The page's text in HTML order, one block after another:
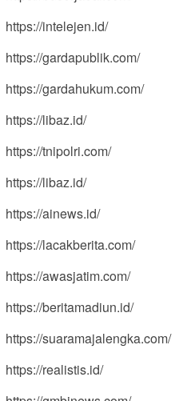
https://intelejen.id/
https://gardapublik.com/
https://gardahukum.com/
https://libaz.id/
https://tnipolri.com/
https://libaz.id/
https://ainews.id/
https://lacakberita.com/
https://awasjatim.com/
https://beritamadiun.id/
https://suaramajalengka.com/
https://realistis.id/